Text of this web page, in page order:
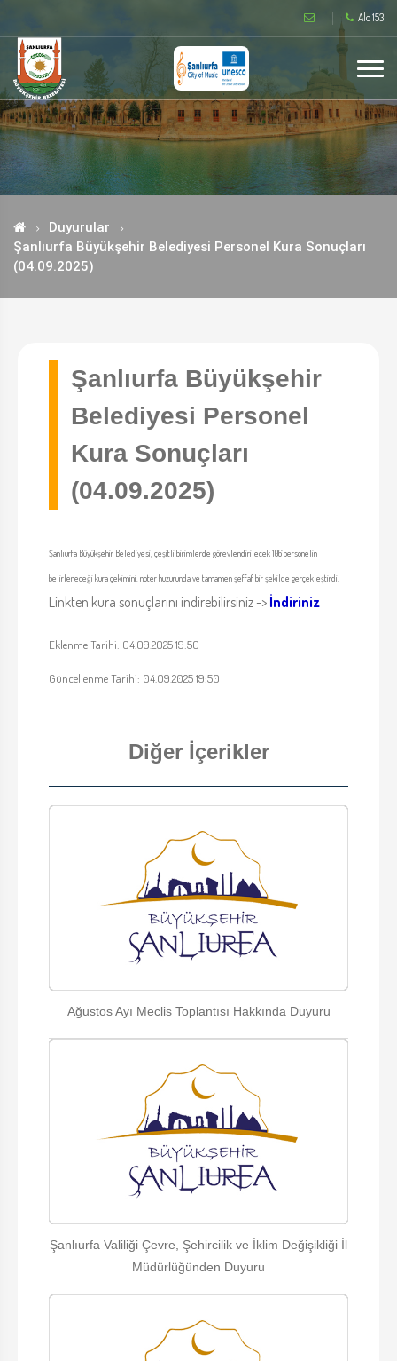
Alo 153
Duyurular
Şanlıurfa Büyükşehir Belediyesi Personel Kura Sonuçları
(04.09.2025)
Şanlıurfa Büyükşehir
Belediyesi Personel
Kura Sonuçları
(04.09.2025)
Şanlıurfa Büyükşehir Belediyesi, çeşitli birimlerde görevlendirilecek 106 personelin
belirleneceği kura çekimini, noter huzurunda ve tamamen şeffaf bir şekilde gerçekleştirdi.
Linkten kura sonuçlarını indirebilirsiniz -> İndiriniz
Eklenme Tarihi: 04.09.2025 19:50
Güncellenme Tarihi: 04.09.2025 19:50
Diğer İçerikler
Ağustos Ayı Meclis Toplantısı Hakkında Duyuru
Şanlıurfa Valiliği Çevre, Şehircilik ve İklim Değişikliği İl
Müdürlüğünden Duyuru